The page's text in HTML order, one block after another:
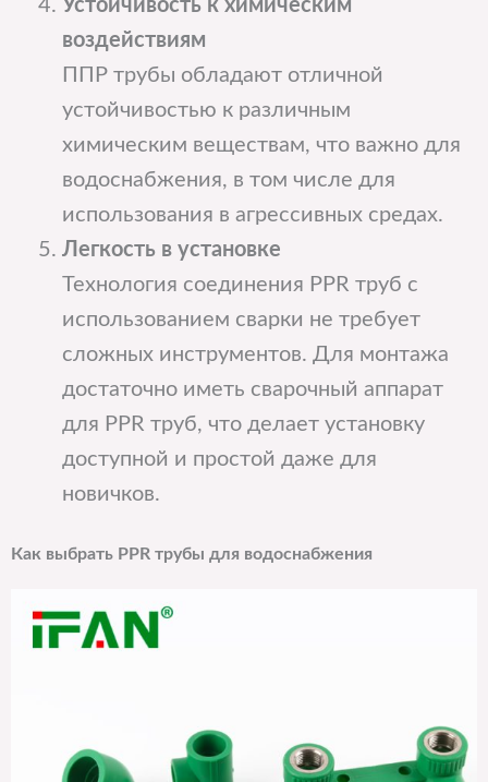
Устойчивость к химическим
воздействиям
ППР трубы обладают отличной
устойчивостью к различным
химическим веществам, что важно для
водоснабжения, в том числе для
использования в агрессивных средах.
Легкость в установке
Технология соединения PPR труб с
использованием сварки не требует
сложных инструментов. Для монтажа
достаточно иметь сварочный аппарат
для PPR труб, что делает установку
доступной и простой даже для
новичков.
Как выбрать PPR трубы для водоснабжения